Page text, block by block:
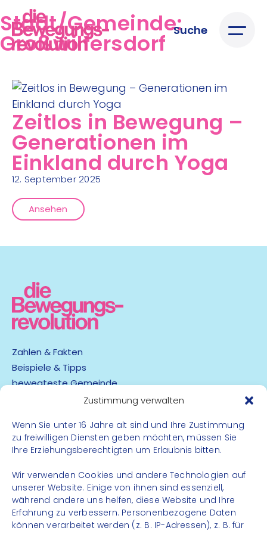
Zustimmung verwalten
Wenn Sie unter 16 Jahre alt sind und Ihre Zustimmung
zu freiwilligen Diensten geben möchten, müssen Sie
Ihre Erziehungsberechtigten um Erlaubnis bitten.
Wir verwenden Cookies und andere Technologien auf
unserer Website. Einige von ihnen sind essenziell,
während andere uns helfen, diese Website und Ihre
Erfahrung zu verbessern. Personenbezogene Daten
können verarbeitet werden (z. B. IP-Adressen), z. B. für
Suche
Stadt/Gemeinde:
Großwilfersdorf
Zeitlos in Bewegung –
Generationen im
Einkland durch Yoga
12. September 2025
Ansehen
Zahlen & Fakten
Beispiele & Tipps
bewegteste Gemeinde
Barrierefreiheit
Datenschutz
Impressum
Kontakt
FOLGE UNS
Instagram